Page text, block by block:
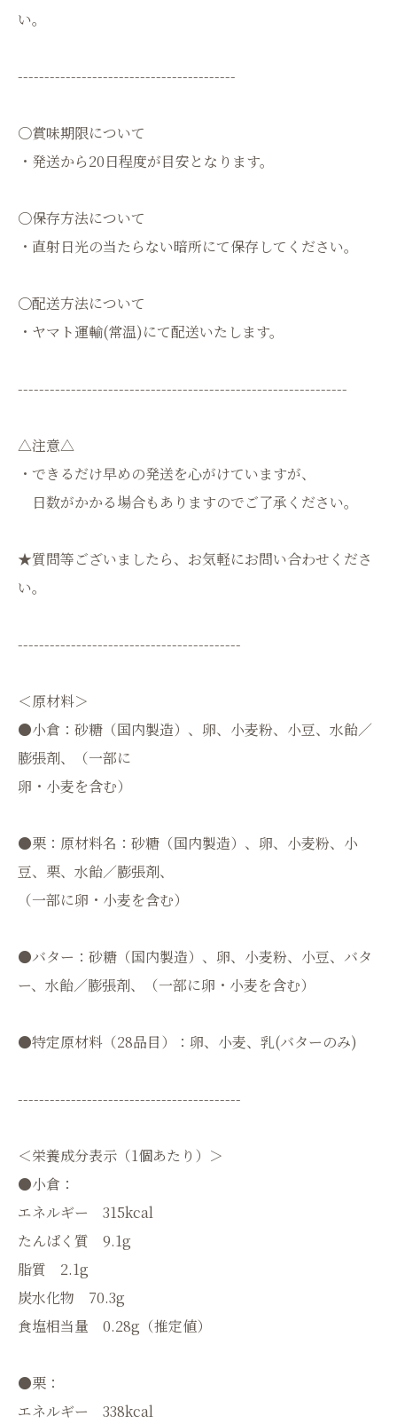
い。
-----------------------------------------
〇賞味期限について
・発送から20日程度が目安となります。
〇保存方法について
・直射日光の当たらない暗所にて保存してください。
〇配送方法について
・ヤマト運輸(常温)にて配送いたします。
--------------------------------------------------------------
△注意△
・できるだけ早めの発送を心がけていますが、
日数がかかる場合もありますのでご了承ください。
★質問等ございましたら、お気軽にお問い合わせくださ
い。
------------------------------------------
＜原材料＞
●小倉：砂糖（国内製造）、卵、小麦粉、小豆、水飴／
膨張剤、（一部に
卵・小麦を含む）
●栗：原材料名：砂糖（国内製造）、卵、小麦粉、小
豆、栗、水飴／膨張剤、
（⼀部に卵・小麦を含む）
●バター：砂糖（国内製造）、卵、小麦粉、小豆、バタ
ー、水飴／膨張剤、（⼀部に卵・小麦を含む）
●特定原材料（28品目）：卵、小麦、乳(バターのみ)
------------------------------------------
＜栄養成分表示（1個あたり）＞
●小倉：
エネルギー 315kcal
たんぱく質 9.1g
脂質 2.1g
炭水化物 70.3g
食塩相当量 0.28g（推定値）
●栗：
エネルギー 338kcal